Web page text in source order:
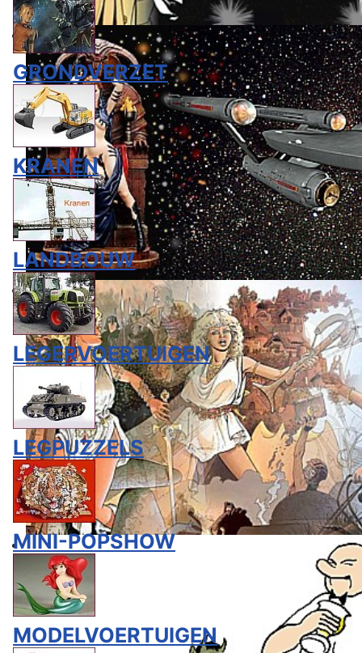
GRONDVERZET
KRANEN
LANDBOUW
LEGERVOERTUIGEN
LEGPUZZELS
MINI-POPSHOW
MODELVOERTUIGEN